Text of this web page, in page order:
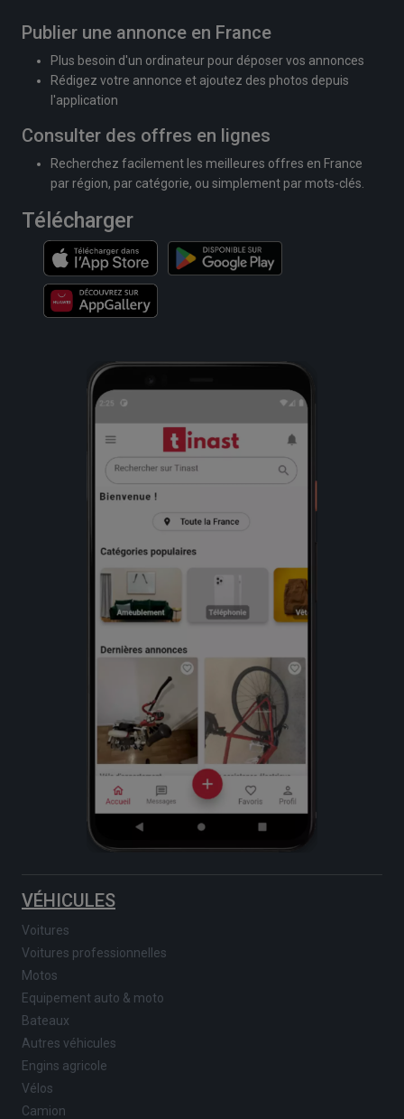
Publier une annonce en France
Plus besoin d'un ordinateur pour déposer vos annonces
Rédigez votre annonce et ajoutez des photos depuis
l'application
Consulter des offres en lignes
Recherchez facilement les meilleures offres en France
par région, par catégorie, ou simplement par mots-clés.
Télécharger
VÉHICULES
Voitures
Voitures professionnelles
Motos
Equipement auto & moto
Bateaux
Autres véhicules
Engins agricole
Vélos
Camion